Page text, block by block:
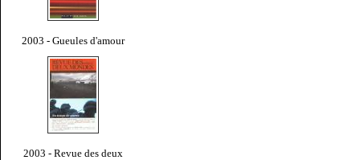
2003 - Gueules d'amour
2003 - Revue des deux